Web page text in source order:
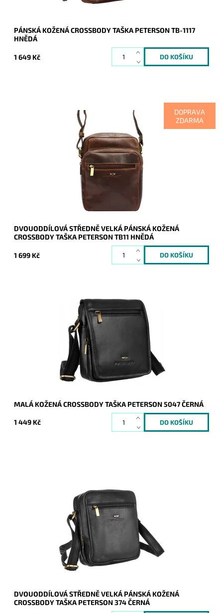
PÁNSKÁ KOŽENÁ CROSSBODY TAŠKA PETERSON TB-1117
HNĚDÁ
1 649 Kč
DOPRAVA
ZDARMA
Středně velká hnědá pánská kožená crossbody taška
Peterson, která je rozdělena na dva samostatné oddíly.
Skladem
20756
Peterson
DVOUODDÍLOVÁ STŘEDNĚ VELKÁ PÁNSKÁ KOŽENÁ
CROSSBODY TAŠKA PETERSON TB11 HNĚDÁ
1 699 Kč
Nedílnou "součástí" každého muže je tato malá crossbody
kožená taška v černé barvě oblíbené značky Peterson.
Skladem
20399
Peterson
2 roky
MALÁ KOŽENÁ CROSSBODY TAŠKA PETERSON 5047 ČERNÁ
1 449 Kč
Středně velká černá pánská kožená crossbody taška
Peterson, která je rozdělena na dva samostatné oddíly.
Skladem
19907
Peterson
2 roky
DVOUODDÍLOVÁ STŘEDNĚ VELKÁ PÁNSKÁ KOŽENÁ
CROSSBODY TAŠKA PETERSON 374 ČERNÁ